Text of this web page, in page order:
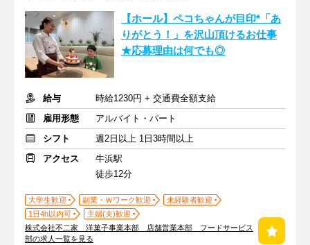
【ホール】ペコちゃんが目印*「あ
りがとう！」を沢山頂けるお仕事
★応募理由は何でも◎
給与
時給1230円 + 交通費全額支給
雇用形態
アルバイト・パート
シフト
週2日以上 1日3時間以上
アクセス
牛浜駅
徒歩12分
大学生歓迎 副業・Ｗワーク歓迎
未経験者歓迎
1日4h以内可
主婦(夫)歓迎
株式会社不二家 洋菓子事業本部 店舗営業本部 フードサービス
部の求人一覧を見る